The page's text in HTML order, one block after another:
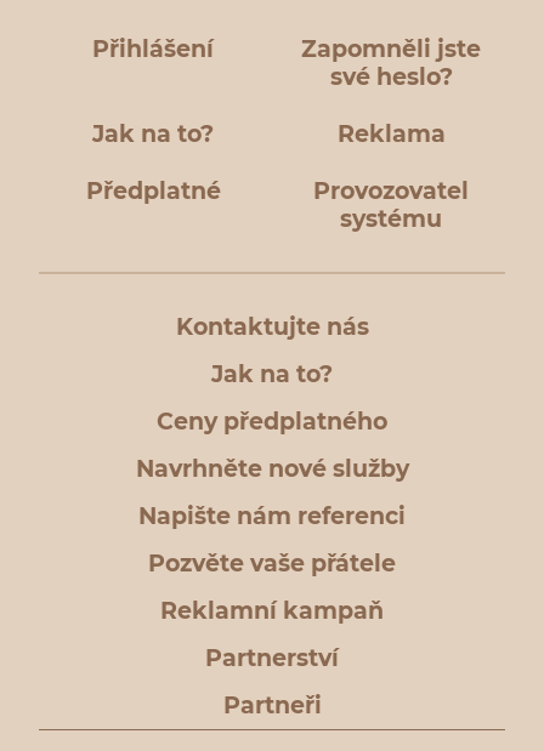
Přihlášení
Zapomněli jste
své heslo?
Jak na to? Reklama
Předplatné
Provozovatel
systému
Kontaktujte nás
Jak na to?
Ceny předplatného
Navrhněte nové služby
Napište nám referenci
Pozvěte vaše přátele
Reklamní kampaň
Partnerství
Partneři